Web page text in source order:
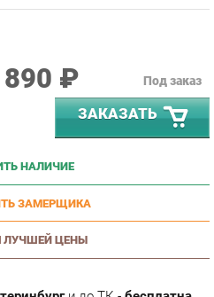
₽
ЗАКАЗАТЬ
НАЛИЧИЕ
ЗАМЕРЩИКА
ЦЕНЫ
и до ТК -бесплатна.